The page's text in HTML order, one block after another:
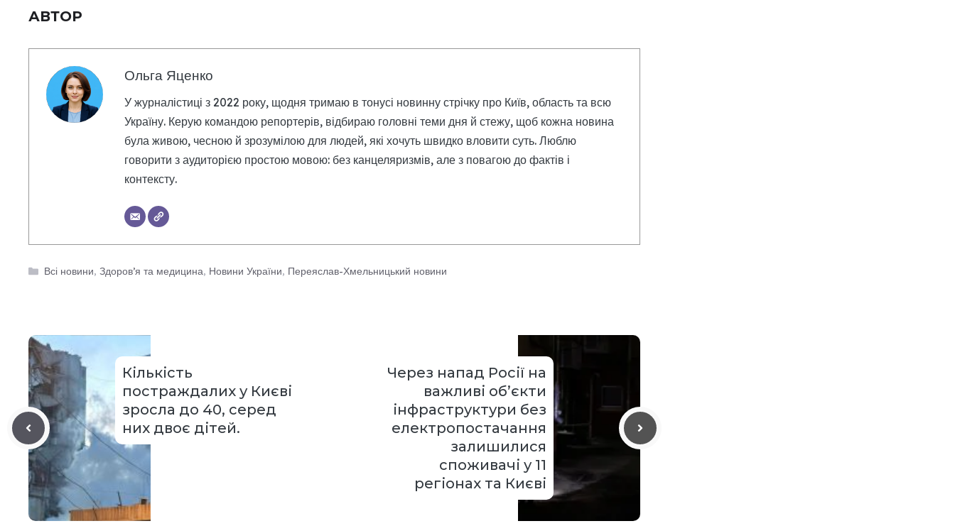
АВТОР
Ольга Яценко
У журналістиці з 2022 року, щодня тримаю в тонусі новинну стрічку про Київ, область та всю
Україну. Керую командою репортерів, відбираю головні теми дня й стежу, щоб кожна новина
була живою, чесною й зрозумілою для людей, які хочуть швидко вловити суть. Люблю
говорити з аудиторією простою мовою: без канцеляризмів, але з повагою до фактів і
контексту.
Категорії
Всі новини, Здоров’я та медицина, Новини України, Переяслав-Хмельницький новини
Кількість
постраждалих у Києві
зросла до 40, серед
них двоє дітей.
Через напад Росії на
важливі об’єкти
інфраструктури без
електропостачання
залишилися
споживачі у 11
регіонах та Києві